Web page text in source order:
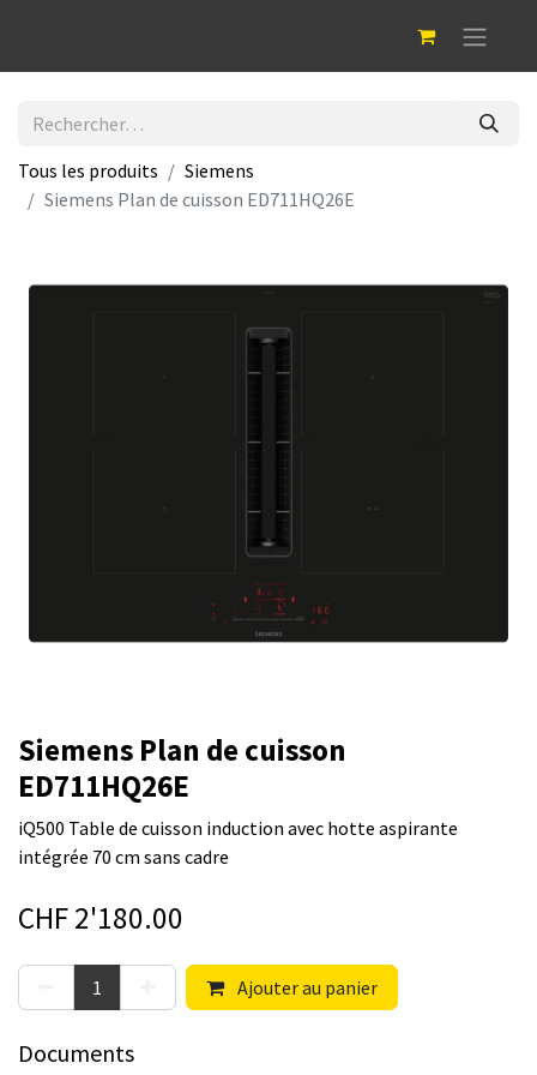
Tous les produits
Siemens
Siemens Plan de cuisson ED711HQ26E
Siemens Plan de cuisson
ED711HQ26E
iQ500 Table de cuisson induction avec hotte aspirante
intégrée 70 cm sans cadre
CHF2'180.00
Ajouter au panier
Documents